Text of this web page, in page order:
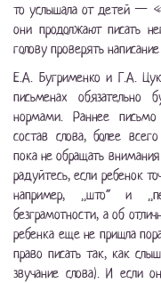
то услышала от детей —
они продолжают писать
голову проверять
Е.А. Бугрименко и Г.А.
письменах обязательно
нормами. Раннее
состав слова, более
пока не обращать
радуйтесь, если ребенок
например, „што“ и
безграмотности, а об
ребенка еще не пришла
право писать так, как
звучание слова). И